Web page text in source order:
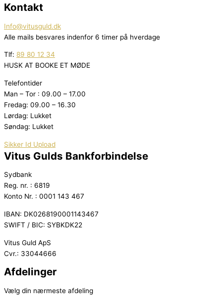
Kontakt
Info@vitusguld.dk
Alle mails besvares indenfor 6 timer på hverdage
Tlf: 89 80 12 34
HUSK AT BOOKE ET MØDE
Telefontider
Man – Tor : 09.00 – 17.00
Fredag: 09.00 – 16.30
Lørdag: Lukket
Søndag: Lukket
Sikker Id Upload
Vitus Gulds Bankforbindelse
Sydbank
Reg. nr. : 6819
Konto Nr. : 0001 143 467
IBAN: DK0268190001143467
SWIFT / BIC: SYBKDK22
Vitus Guld ApS
Cvr.: 33044666
Afdelinger
Vælg din nærmeste afdeling